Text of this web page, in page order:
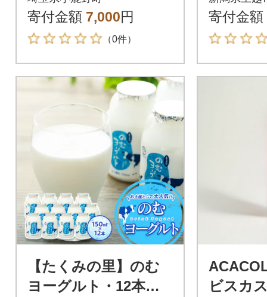
ベリー 各2本)
寄付金額 7,000円
（0件）
寄付金額
【たくみの里】のむ
ヨーグルト・12本入
ビスカ